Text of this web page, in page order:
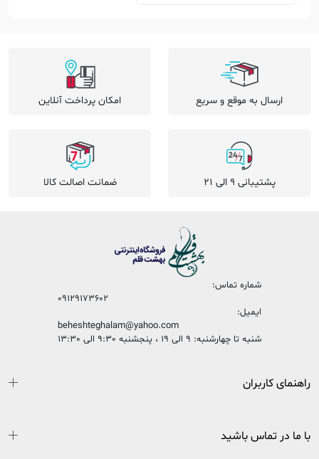
ارسال به موقع و سریع امکان پرداخت آنلاین
پشتیبانی 9 الی 21 ضمانت اصالت کالا
شماره تماس:
09129173602
ایمیل:
beheshteghalam@yahoo.com
شنبه تا چهارشنبه: 9 الی 19 ، پنجشنبه 9:30 الی 13:30
راهنمای کاربران
با ما در تماس باشید